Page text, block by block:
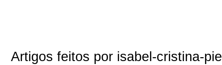
Artigos feitos por isabel-cristina-